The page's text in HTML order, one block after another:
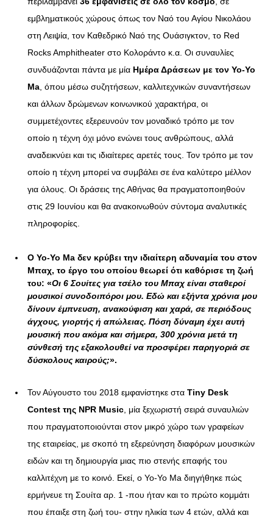
εμβληματικούς χώρους όπως τον Ναό του Αγίου Νικολάου
στη Λειψία, τον Καθεδρικό Ναό της Ουάσιγκτον, το Red
Rocks Amphitheater στο Κολοράντο κ.α. Οι συναυλίες
συνδυάζονται πάντα με μία Ημέρα Δράσεων με τον Yo-Yo
Ma, όπου μέσω συζητήσεων, καλλιτεχνικών συναντήσεων
και άλλων δρώμενων κοινωνικού χαρακτήρα, οι
συμμετέχοντες εξερευνούν τον μοναδικό τρόπο με τον
οποίο η τέχνη όχι μόνο ενώνει τους ανθρώπους, αλλά
αναδεικνύει και τις ιδιαίτερες αρετές τους. Τον τρόπο με τον
οποίο η τέχνη μπορεί να συμβάλει σε ένα καλύτερο μέλλον
για όλους. Οι δράσεις της Αθήνας θα πραγματοποιηθούν
στις 29 Ιουνίου και θα ανακοινωθούν σύντομα αναλυτικές
πληροφορίες.
Ο Yo-Yo Ma δεν κρύβει την ιδιαίτερη αδυναμία του στον
Μπαχ, το έργο του οποίου θεωρεί ότι καθόρισε τη ζωή
του: «Οι 6 Σουίτες για τσέλο του Μπαχ είναι σταθεροί
μουσικοί συνοδοιπόροι μου. Εδώ και εξήντα χρόνια μου
δίνουν έμπνευση, ανακούφιση και χαρά, σε περιόδους
άγχους, γιορτής ή απώλειας. Πόση δύναμη έχει αυτή
μουσική που ακόμα και σήμερα, 300 χρόνια μετά τη
σύνθεσή της εξακολουθεί να προσφέρει παρηγοριά σε
δύσκολους καιρούς;».
Τον Αύγουστο του 2018 εμφανίστηκε στα Tiny Desk
Contest της ΝPR Music, μία ξεχωριστή σειρά συναυλιών
που πραγματοποιούνται στον μικρό χώρο των γραφείων
της εταιρείας, με σκοπό τη εξερεύνηση διαφόρων μουσικών
ειδών και τη δημιουργία μιας πιο στενής επαφής του
καλλιτέχνη με το κοινό. Εκεί, ο Yo-Yo Ma διηγήθηκε πώς
ερμήνευε τη Σουίτα αρ. 1 -που ήταν και το πρώτο κομμάτι
που έπαιξε στη ζωή του- στην ηλικία των 4 ετών, αλλά και